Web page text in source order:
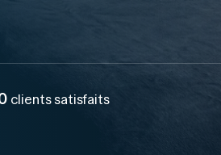
clients satisfaits